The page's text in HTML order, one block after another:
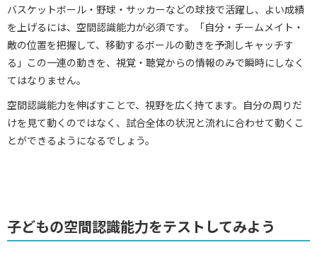
バスケットボール・野球・サッカーなどの球技で活躍し、よい成績
を上げるには、空間認識能力が必須です。「自分・チームメイト・
敵の位置を把握して、移動するボールの動きを予測しキャッチす
る」この一連の動きを、視覚・聴覚からの情報のみで瞬時にしなく
てはなりません。
空間認識能力を伸ばすことで、視野を広く持てます。自分の周りだ
けを見て動くのではなく、試合全体の状況と流れに合わせて動くこ
とができるようになるでしょう。
子どもの空間認識能力をテストしてみよう